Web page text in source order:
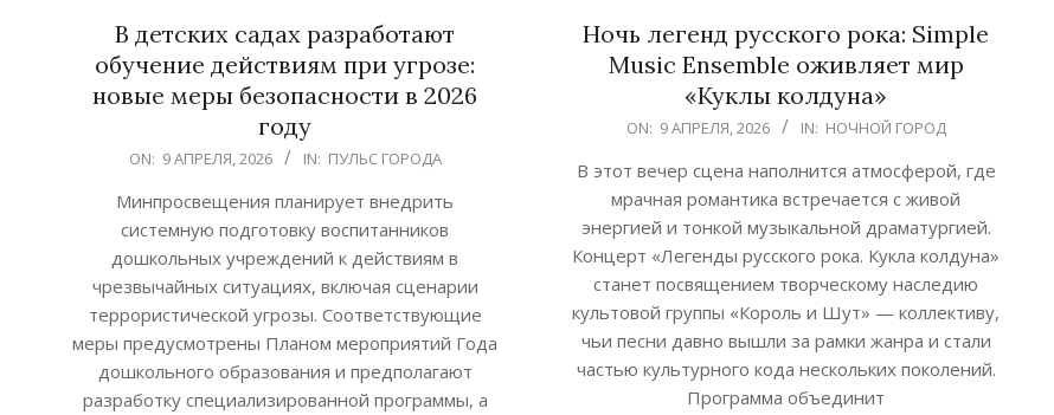
В детских садах разработают
обучение действиям при угрозе:
новые меры безопасности в 2026
году
ON: 9 АПРЕЛЯ, 2026 IN: ПУЛЬС ГОРОДА
Минпросвещения планирует внедрить
системную подготовку воспитанников
дошкольных учреждений к действиям в
чрезвычайных ситуациях, включая сценарии
террористической угрозы. Соответствующие
меры предусмотрены Планом мероприятий Года
дошкольного образования и предполагают
разработку специализированной программы, а
Ночь легенд русского рока: Simple
Music Ensemble оживляет мир
«Куклы колдуна»
09
ON: 9 АПРЕЛЯ, 2026 IN: НОЧНОЙ ГОРОД
В этот вечер сцена наполнится атмосферой, где
мрачная романтика встречается с живой
энергией и тонкой музыкальной драматургией.
Концерт «Легенды русского рока. Кукла колдуна»
станет посвящением творческому наследию
культовой группы «Король и Шут» — коллективу,
чьи песни давно вышли за рамки жанра и стали
частью культурного кода нескольких поколений.
Программа объединит